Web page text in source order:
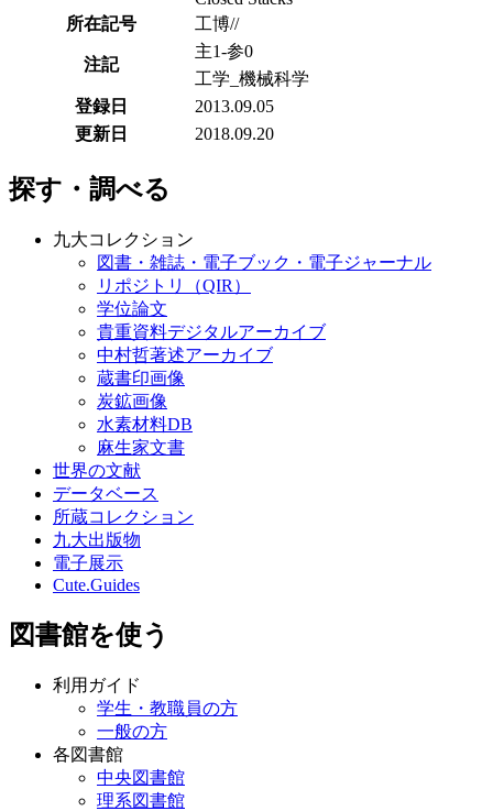
所在記号
工博//
注記
主1-参0
工学_機械科学
登録日
2013.09.05
更新日
2018.09.20
探す・調べる
九大コレクション
図書・雑誌・電子ブック・電子ジャーナル
リポジトリ（QIR）
学位論文
貴重資料デジタルアーカイブ
中村哲著述アーカイブ
蔵書印画像
炭鉱画像
水素材料DB
麻生家文書
世界の文献
データベース
所蔵コレクション
九大出版物
電子展示
Cute.Guides
図書館を使う
利用ガイド
学生・教職員の方
一般の方
各図書館
中央図書館
理系図書館